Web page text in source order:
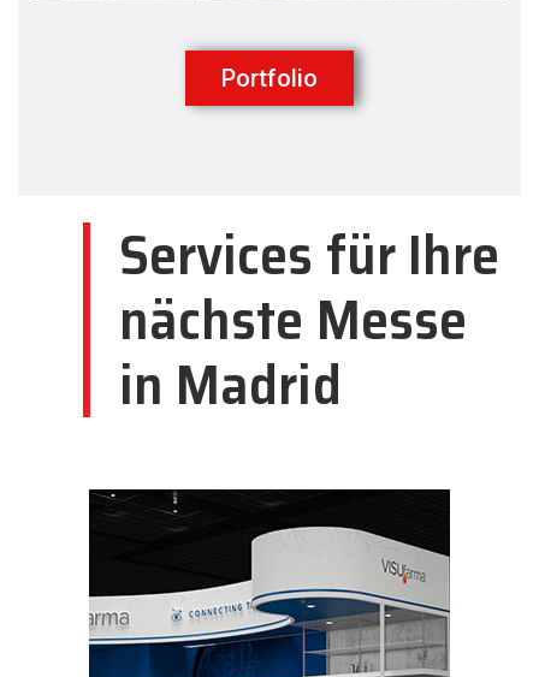
Portfolio
Services für Ihre
nächste Messe
in Madrid